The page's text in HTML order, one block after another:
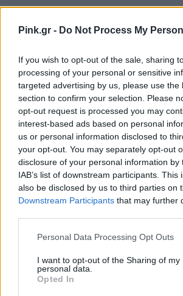
Pink.gr - Do Not Process My
If you wish to opt-out of the sale, sharing
processing of your personal or sensitive
targeted advertising by us, please use the
section to confirm your selection. Please
opt-out request is processed you may
interest-based ads based on personal
us or personal information disclosed to
your opt-out. You may separately opt-out
disclosure of your personal information by
IAB’s list of downstream participants. This
also be disclosed by us to third parties on
Downstream Participants that may further
Personal Data Processing Opt Outs
I want to opt-out of the Sharing of my
personal data.
Opted In